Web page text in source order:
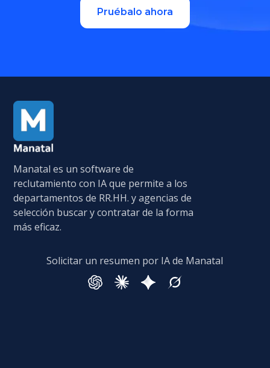
Pruébalo ahora
Manatal es un software de
reclutamiento con IA que permite a los
departamentos de RR.HH. y agencias de
selección buscar y contratar de la forma
más eficaz.
Solicitar un resumen por IA de Manatal